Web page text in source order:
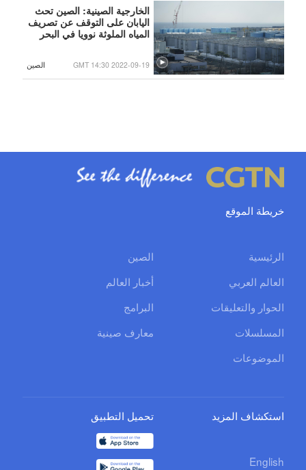
الخارجية الصينية: الصين تحث
اليابان على التوقف عن تصريف
المياه الملوثة نوويا في البحر
الصين GMT 14:30 2022-09-19
خريطة الموقع
الرئيسية
الصين
العالم العربي
أخبار العالم
الحوار والتعليقات
البرامج
المسلسلات
معارف صينية
الموضوعات
استكشاف المزيد
English
تحميل التطبيق